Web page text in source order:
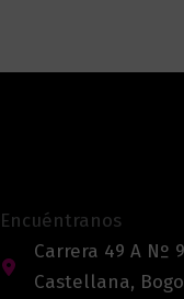
Encuéntranos
Carrera 49 A Nº
Castellana,